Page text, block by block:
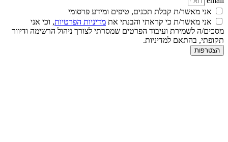
מאשר/ת קבלת תכנים, טיפים ומידע פרסומי
מאשר/ת כי קראתי והבנתי אתמדיניות הפרטיות, וכי אני
ה לשמירת ועיבוד הפרטים שמסרתי לצורך ניהול הרשימה ודיוור
בהתאם למדיניות.